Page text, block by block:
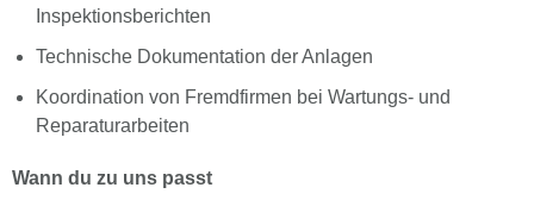
Inspektionsberichten
Technische Dokumentation der Anlagen
Koordination von Fremdfirmen bei Wartungs- und
Reparaturarbeiten
Wann du zu uns passt